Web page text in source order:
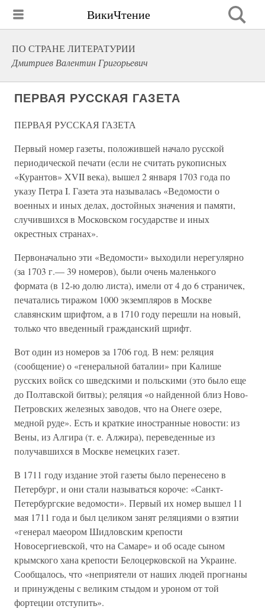
ВикиЧтение
ПО СТРАНЕ ЛИТЕРАТУРИИ
Дмитриев Валентин Григорьевич
ПЕРВАЯ РУССКАЯ ГАЗЕТА
ПЕРВАЯ РУССКАЯ ГАЗЕТА
Первый номер газеты, положившей начало русской
периодической печати (если не считать рукописных
«Курантов» XVII века), вышел 2 января 1703 года по
указу Петра I. Газета эта называлась «Ведомости о
военных и иных делах, достойных значения и памяти,
случившихся в Московском государстве и иных
окрестных странах».
Первоначально эти «Ведомости» выходили нерегулярно
(за 1703 г.— 39 номеров), были очень маленького
формата (в 12-ю долю листа), имели от 4 до 6 страничек,
печатались тиражом 1000 экземпляров в Москве
славянским шрифтом, а в 1710 году перешли на новый,
только что введенный гражданский шрифт.
Вот один из номеров за 1706 год. В нем: реляция
(сообщение) о «генеральной баталии» при Калише
русских войск со шведскими и польскими (это было еще
до Полтавской битвы); реляция «о найденной близ Ново-
Петровских железных заводов, что на Онеге озере,
медной руде». Есть и краткие иностранные новости: из
Вены, из Алгира (т. е. Алжира), переведенные из
получавшихся в Москве немецких газет.
В 1711 году издание этой газеты было перенесено в
Петербург, и они стали называться короче: «Санкт-
Петербургские ведомости». Первый их номер вышел 11
мая 1711 года и был целиком занят реляциями о взятии
«генерал маеором Шидловским крепости
Новосергиевской, что на Самаре» и об осаде сыном
крымского хана крепости Белоцерковской на Украине.
Сообщалось, что «неприятели от наших людей прогнаны
и принуждены с великим стыдом и уроном от той
фортеции отступить».